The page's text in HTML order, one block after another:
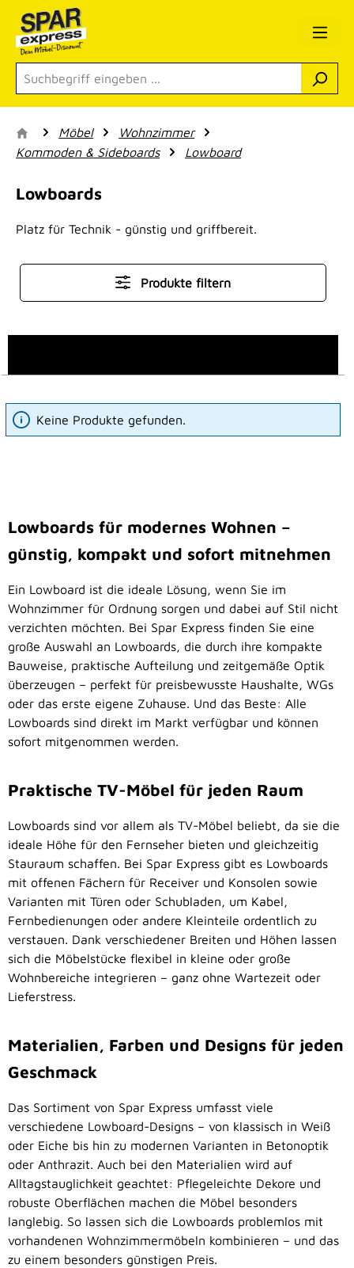
Zum Hauptinhalt springen
Möbel
Wohnzimmer
Kommoden & Sideboards
Lowboard
Lowboards
Platz für Technik - günstig und griffbereit.
Produkte filtern
Keine Produkte gefunden.
Lowboards für modernes Wohnen –
günstig, kompakt und sofort mitnehmen
Ein Lowboard ist die ideale Lösung, wenn Sie im
Wohnzimmer für Ordnung sorgen und dabei auf Stil nicht
verzichten möchten. Bei Spar Express finden Sie eine
große Auswahl an Lowboards, die durch ihre kompakte
Bauweise, praktische Aufteilung und zeitgemäße Optik
überzeugen – perfekt für preisbewusste Haushalte, WGs
oder das erste eigene Zuhause. Und das Beste: Alle
Lowboards sind direkt im Markt verfügbar und können
sofort mitgenommen werden.
Praktische TV-Möbel für jeden Raum
Lowboards sind vor allem als TV-Möbel beliebt, da sie die
ideale Höhe für den Fernseher bieten und gleichzeitig
Stauraum schaffen. Bei Spar Express gibt es Lowboards
mit offenen Fächern für Receiver und Konsolen sowie
Varianten mit Türen oder Schubladen, um Kabel,
Fernbedienungen oder andere Kleinteile ordentlich zu
verstauen. Dank verschiedener Breiten und Höhen lassen
sich die Möbelstücke flexibel in kleine oder große
Wohnbereiche integrieren – ganz ohne Wartezeit oder
Lieferstress.
Materialien, Farben und Designs für jeden
Geschmack
Das Sortiment von Spar Express umfasst viele
verschiedene Lowboard-Designs – von klassisch in Weiß
oder Eiche bis hin zu modernen Varianten in Betonoptik
oder Anthrazit. Auch bei den Materialien wird auf
Alltagstauglichkeit geachtet: Pflegeleichte Dekore und
robuste Oberflächen machen die Möbel besonders
langlebig. So lassen sich die Lowboards problemlos mit
vorhandenen Wohnzimmermöbeln kombinieren – und das
zu einem besonders günstigen Preis.